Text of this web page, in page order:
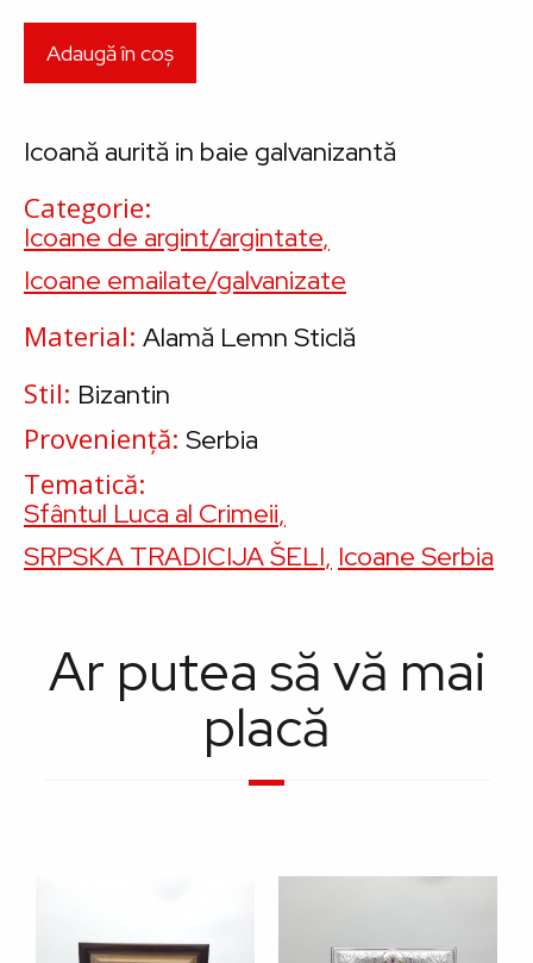
Icoană aurită in baie galvanizantă
Categorie
Icoane de argint/argintate
Icoane emailate/galvanizate
Material Alamă Lemn Sticlă
Stil Bizantin
Proveniență Serbia
Tematică
Sfântul Luca al Crimeii
SRPSKA TRADICIJA ŠELI Icoane Serbia
Ar putea să vă mai
placă